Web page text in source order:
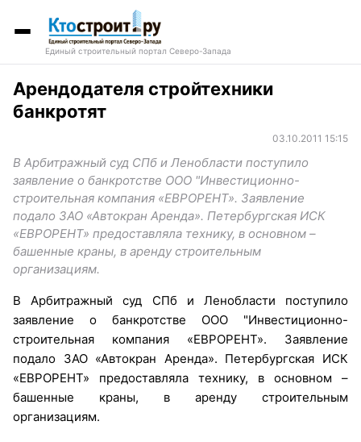
Единый строительный портал Северо-Запада
Арендодателя стройтехники
банкротят
03.10.2011 15:15
В Арбитражный суд СПб и Ленобласти поступило
заявление о банкротстве ООО "Инвестиционно-
строительная компания «ЕВРОРЕНТ». Заявление
подало ЗАО «Автокран Аренда». Петербургская ИСК
«ЕВРОРЕНТ» предоставляла технику, в основном –
башенные краны, в аренду строительным
организациям.
В Арбитражный суд СПб и Ленобласти поступило
заявление о банкротстве ООО "Инвестиционно-
строительная компания «ЕВРОРЕНТ». Заявление
подало ЗАО «Автокран Аренда». Петербургская ИСК
«ЕВРОРЕНТ» предоставляла технику, в основном –
башенные краны, в аренду строительным
организациям.